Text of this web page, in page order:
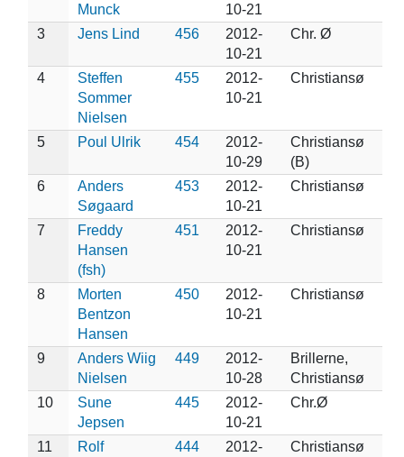
Munck
10-21
3 Jens Lind 456
2012-
10-21
Chr. Ø
4
Steffen
Sommer
Nielsen
455
2012-
10-21
Christiansø
5 Poul Ulrik 454
2012-
10-29
Christiansø
(B)
6
Anders
Søgaard
453
2012-
10-21
Christiansø
7
Freddy
Hansen
(fsh)
451
2012-
10-21
Christiansø
8
Morten
Bentzon
Hansen
450
2012-
10-21
Christiansø
9
Anders Wiig
Nielsen
449
2012-
10-28
Brillerne,
Christiansø
10
Sune
Jepsen
445
2012-
10-21
Chr.Ø
11
Rolf
444
2012-
Christiansø